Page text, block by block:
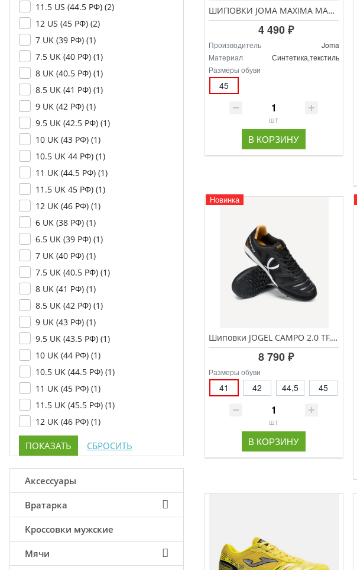
11.5 US (44.5 РФ) (2)
12 US (45 РФ) (2)
7 UK (39 РФ) (1)
7.5 UK (40 РФ) (1)
8 UK (40.5 РФ) (1)
8.5 UK (41 РФ) (1)
9 UK (42 РФ) (1)
9.5 UK (42.5 РФ) (1)
10 UK (43 РФ) (1)
10.5 UK 44 РФ) (1)
11 UK (44.5 РФ) (1)
11.5 UK 45 РФ) (1)
12 UK (46 РФ) (1)
6 UK (38 РФ) (1)
6.5 UK (39 РФ) (1)
7 UK (40 РФ) (1)
7.5 UK (40.5 РФ) (1)
8 UK (41 РФ) (1)
8.5 UK (42 РФ) (1)
9 UK (43 РФ) (1)
9.5 UK (43.5 РФ) (1)
10 UK (44 РФ) (1)
10.5 UK (44.5 РФ) (1)
11 UK (45 РФ) (1)
11.5 UK (45.5 РФ) (1)
12 UK (46 РФ) (1)
Аксессуары
Вратарка
Кроссовки мужские
Мячи
ШИПОВКИ JOMA MAXIMA MAXS.2641.TF
4 490 ₽
Производитель
Joma
Материал
Синтетика,текстиль
Размеры обуви
45
шт
В КОРЗИНУ
Новинка
Шиповки JOGEL CAMPO 2.0 TF, черный/белый
8 790 ₽
Размеры обуви
41 42 44,5 45
шт
В КОРЗИНУ